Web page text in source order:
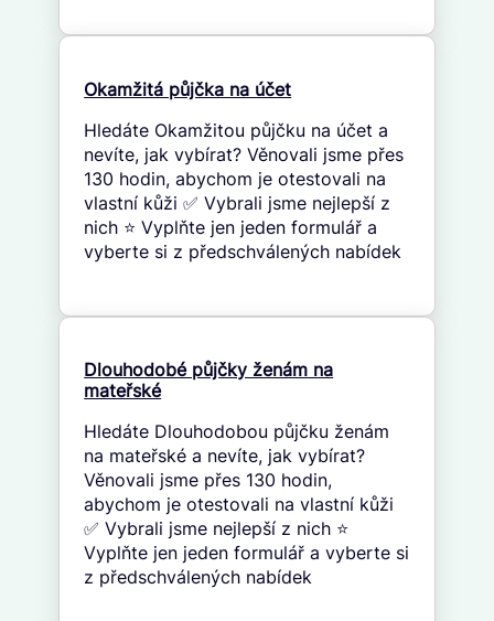
Okamžitá půjčka na účet
Hledáte Okamžitou půjčku na účet a
nevíte, jak vybírat? Věnovali jsme přes
130 hodin, abychom je otestovali na
vlastní kůži ✅ Vybrali jsme nejlepší z
nich ⭐ Vyplňte jen jeden formulář a
vyberte si z předschválených nabídek
Dlouhodobé půjčky ženám na
mateřské
Hledáte Dlouhodobou půjčku ženám
na mateřské a nevíte, jak vybírat?
Věnovali jsme přes 130 hodin,
abychom je otestovali na vlastní kůži
✅ Vybrali jsme nejlepší z nich ⭐
Vyplňte jen jeden formulář a vyberte si
z předschválených nabídek